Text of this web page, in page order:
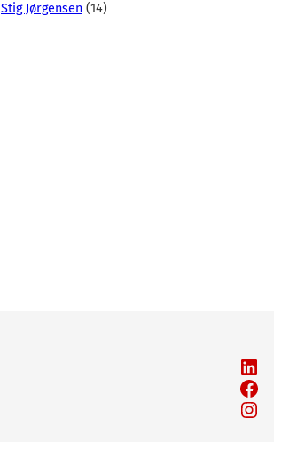
Stig Jørgensen (14)
LinkedIn
Facebook
Instagram